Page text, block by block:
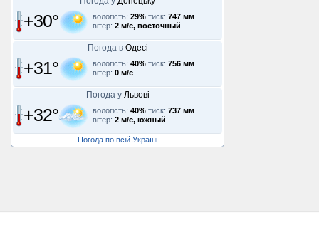
+30° вологість: 29% тиск: 747 мм
вітер: 2 м/с, восточный
Погода в Одесі
+31° вологість: 40% тиск: 756 мм
вітер: 0 м/с
Погода у Львові
+32° вологість: 40% тиск: 737 мм
вітер: 2 м/с, южный
Погода по всій Україні